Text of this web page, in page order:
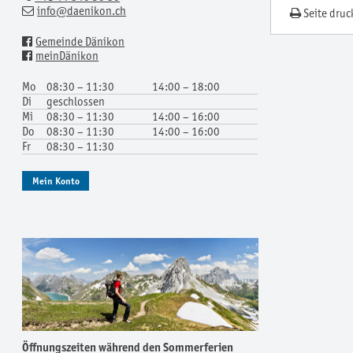
info@daenikon.ch
Gemeinde Dänikon
meinDänikon
Mo 08:30 – 11:30
14:00 – 18:00
Di
geschlossen
Mi
08:30 – 11:30
14:00 – 16:00
Do
08:30 – 11:30
14:00 – 16:00
Fr
08:30 – 11:30
Mein Konto
Öffnungszeiten während den Sommerferien
Seite